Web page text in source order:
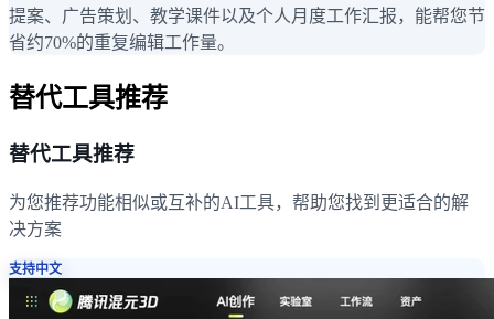
提案、广告策划、教学课件以及个人月度工作汇报，能帮您节
省约70%的重复编辑工作量。
替代工具推荐
替代工具推荐
为您推荐功能相似或互补的AI工具，帮助您找到更适合的解
决方案
支持中文